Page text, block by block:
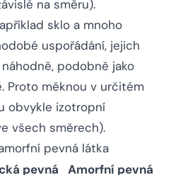
na směru).
sklo a mnoho
uspořádání, jejich
podobně jako
Proto měknou v určitém
obvykle izotropní
všech směrech).
pevná látka
pevná
Amorfní pevná